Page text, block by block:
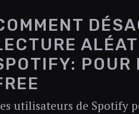
POUR
utilisateurs de Spotify